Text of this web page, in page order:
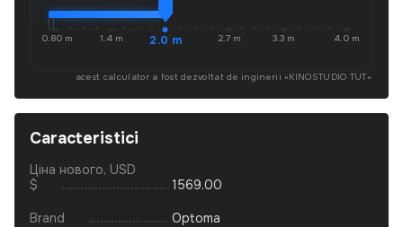
0.80 m 1.4 m 2.0 m 2.7 m 3.3 m 4.0 m
acest calculator a fost dezvoltat de inginerii «KINOSTUDIO TUT»
Caracteristici
Ціна нового, USD
$
1569.00
Brand Optoma